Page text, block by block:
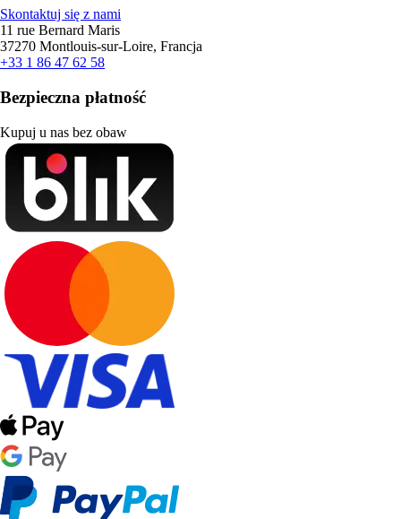
Skontaktuj się z nami
11 rue Bernard Maris
37270 Montlouis-sur-Loire, Francja
+33 1 86 47 62 58
Bezpieczna płatność
Kupuj u nas bez obaw